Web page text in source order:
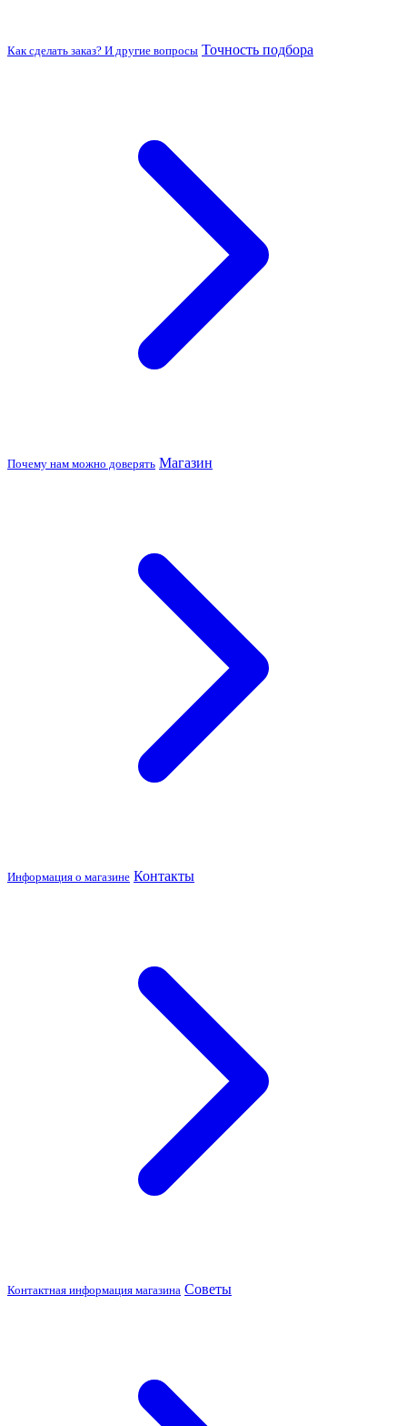
Как сделать заказ? И другие вопросы Точность подбора
Почему нам можно доверять Магазин
Информация о магазине Контакты
Контактная информация магазина Советы